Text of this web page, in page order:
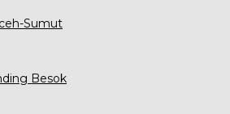
Sumut
Besok